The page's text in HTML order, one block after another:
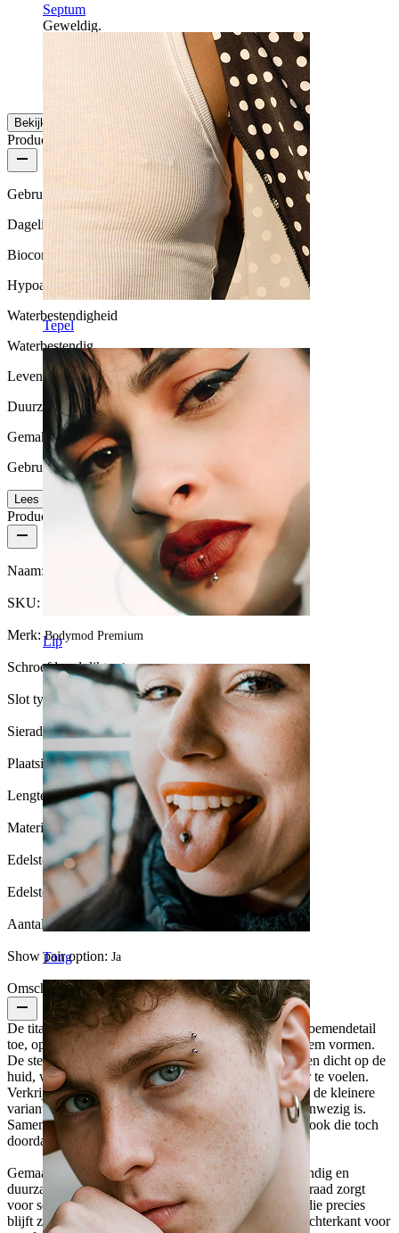
Septum
Tepel
Lip
Tong
Geweldig.
Geverifieerde aankoop
Vertaald door AI Toon origineel
Bekijk meer
Productkwaliteit
Gebruikshoeveelheid
Dagelijks gebruik
Biocompatibiliteit
Hypoallergeen
Waterbestendigheid
Waterbestendig
Levensduur
Duurzaam
Gemak van gebruik
Gebruikersvriendelijk
Lees meer
Productdetails
Naam: Titanium miniatuur bloemlabret
SKU:
Merk:Bodymod Premium
Schroefdraad dikte:1 mm
Slot type: Interne schroefdraad
Sieraden type:Mini labret, Labret, Flatback
Plaatsing:Tragus, Oorlel, Helix, Conch
Lengte:6 mm
Materiaal: Titanium
Edelsteen kleur: Transparant
Edelsteen type:Zirkonia
Aantal eenheden:
Show pair option: Ja
Omschrijving
De titanium miniatuur bloemlabret voegt een zacht, bloemendetail
toe, opgebouwd uit kleine steentjes die samen een bloem vormen.
De steentjes zijn gezet in een nette tandzetting en liggen dicht op de
huid, waardoor het sieraad verfijnd oogt zonder zwaar te voelen.
Verkrijgbaar in goud- en zilverkleur en in twee maten: de kleinere
variant blijft subtiel, terwijl de grotere net wat meer aanwezig is.
Samen gedragen creëren ze moeiteloos een gelaagde look die toch
doordacht aanvoelt.
Gemaakt van titanium, dus hypoallergeen, waterbestendig en
duurzaam voor dagelijks gebruik. De interne schroefdraad zorgt
voor soepele plaatsing en een veilige pasvorm, zodat die precies
blijft zitten waar die hoort. Afgewerkt met een platte achterkant voor